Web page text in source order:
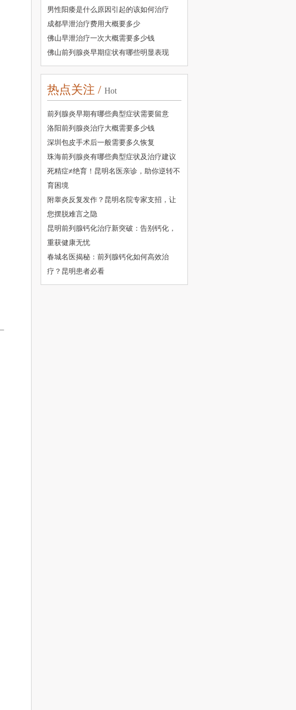
男性阳痿是什么原因引起的该如何治疗
成都早泄治疗费用大概要多少
佛山早泄治疗一次大概需要多少钱
佛山前列腺炎早期症状有哪些明显表现
热点关注 / Hot
前列腺炎早期有哪些典型症状需要留意
洛阳前列腺炎治疗大概需要多少钱
深圳包皮手术后一般需要多久恢复
珠海前列腺炎有哪些典型症状及治疗建议
死精症≠绝育！昆明名医亲诊，助你逆转不
育困境
附睾炎反复发作？昆明名院专家支招，让
您摆脱难言之隐
昆明前列腺钙化治疗新突破：告别钙化，
重获健康无忧
春城名医揭秘：前列腺钙化如何高效治
疗？昆明患者必看